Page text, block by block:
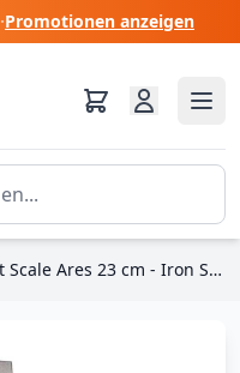
·Promotionen anzeigen
Art Scale Ares 23 cm - Iron Studios Tron